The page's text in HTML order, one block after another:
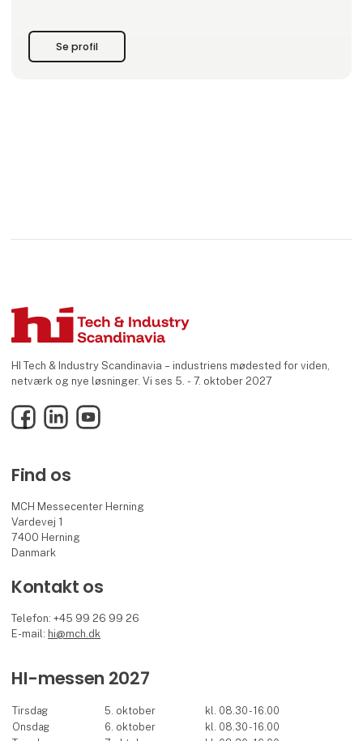
producenter i branchen og sikrer, at vores løsninger lever
Se profil
HI Tech & Industry Scandinavia – industriens mødested for viden,
netværk og nye løsninger. Vi ses 5. - 7. oktober 2027
FacebookLinkedInYouTube
Find os
MCH Messecenter Herning
Vardevej 1
7400 Herning
Danmark
Kontakt os
Telefon: +45 99 26 99 26
E-mail: hi@mch.dk
HI-messen 2027
Tirsdag 5. oktober
kl. 08.30 - 16.00
Onsdag
6. oktober
kl. 08.30 - 16.00